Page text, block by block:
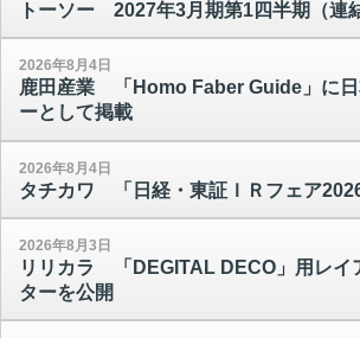
トーソー 2027年3月期第1四半期（連
2026年8月4日
鹿田産業 「Homo Faber Guide」に日
ーとして掲載
2026年8月4日
タチカワ 「日経・東証ＩＲフェア
2026年8月3日
リリカラ 「DEGITAL DECO」用レイ
ターを公開